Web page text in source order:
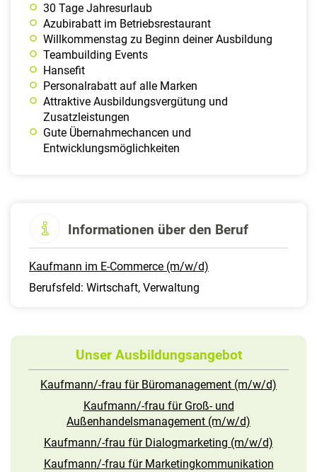
30 Tage Jahresurlaub
Azubirabatt im Betriebsrestaurant
Willkommenstag zu Beginn deiner Ausbildung
Teambuilding Events
Hansefit
Personalrabatt auf alle Marken
Attraktive Ausbildungsvergütung und
Zusatzleistungen
Gute Übernahmechancen und
Entwicklungsmöglichkeiten
Informationen über den Beruf
Kaufmann im E-Commerce (m/w/d)
Berufsfeld: Wirtschaft, Verwaltung
Unser Ausbildungsangebot
Kaufmann/-frau für Büromanagement (m/w/d)
Kaufmann/-frau für Groß- und
Außenhandelsmanagement (m/w/d)
Kaufmann/-frau für Dialogmarketing (m/w/d)
Kaufmann/-frau für Marketingkommunikation